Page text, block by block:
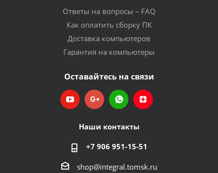
Ответы на вопросы – FAQ
Как оплатить сборку ПК
Доставка компьютеров
Гарантия на компьютеры
Оставайтесь на связи
Наши контакты
+7 906 951-15-51
shop@integral.tomsk.ru